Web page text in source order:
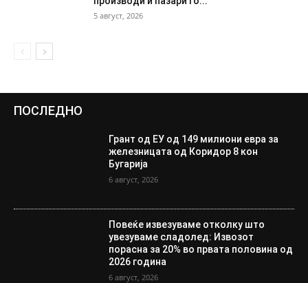
5 август, 2026
ПОСЛЕДНО
Грант од ЕУ од 149 милиони евра за
железницата од Коридор 8 кон
Бугарија
6 август, 2026
Повеќе извезуваме отколку што
увезуваме сладолед: Извозот
порасна за 20% во првата половина од
2026 година
6 август, 2026